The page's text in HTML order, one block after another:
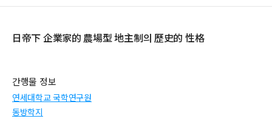
日帝下 企業家的 農場型 地主制의 歷史的 性格
간행물 정보
연세대학교 국학연구원
동방학지